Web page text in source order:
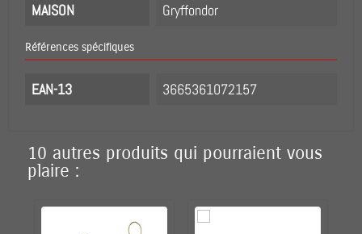
MAISON
Gryffondor
Références spécifiques
EAN-13 3665361072157
10 autres produits qui pourraient vous
plaire :